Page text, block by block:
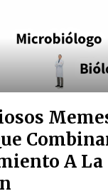
A La